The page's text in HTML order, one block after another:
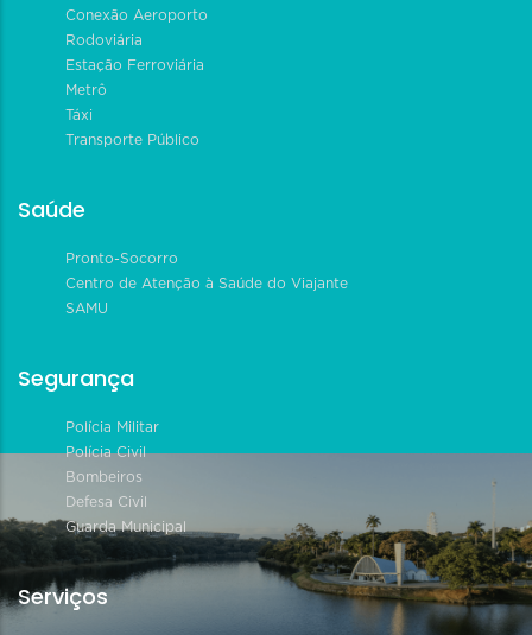
Conexão Aeroporto
Rodoviária
Estação Ferroviária
Metrô
Táxi
Transporte Público
Saúde
Pronto-Socorro
Centro de Atenção à Saúde do Viajante
SAMU
Segurança
Polícia Militar
Polícia Civil
Bombeiros
Defesa Civil
Guarda Municipal
Serviços